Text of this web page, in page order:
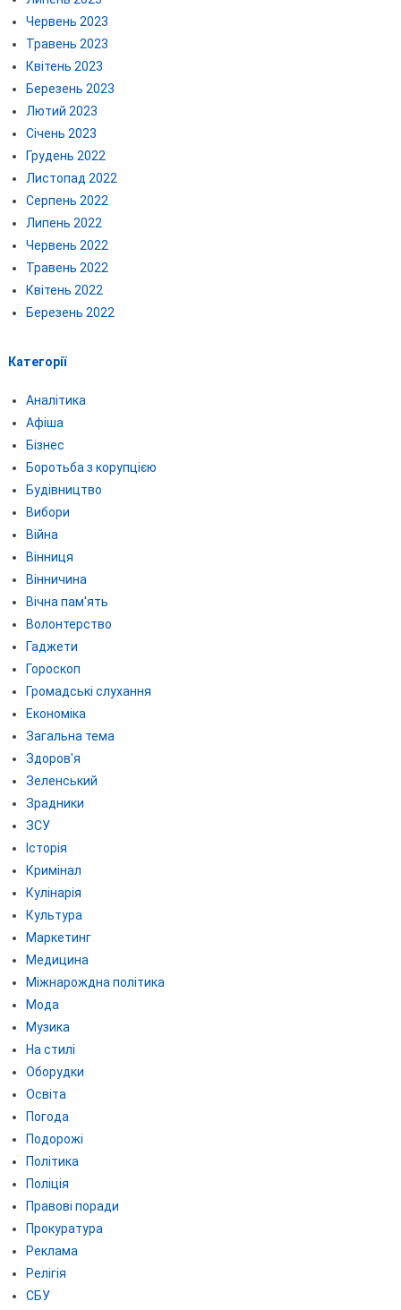
Червень 2023
Травень 2023
Квітень 2023
Березень 2023
Лютий 2023
Січень 2023
Грудень 2022
Листопад 2022
Серпень 2022
Липень 2022
Червень 2022
Травень 2022
Квітень 2022
Березень 2022
Категорії
Аналітика
Афіша
Бізнес
Боротьба з корупцією
Будівництво
Вибори
Війна
Вінниця
Вінничина
Вічна пам'ять
Волонтерство
Гаджети
Гороскоп
Громадські слухання
Економіка
Загальна тема
Здоров'я
Зеленський
Зрадники
ЗСУ
Історія
Кримінал
Кулінарія
Культура
Маркетинг
Медицина
Міжнарождна політика
Мода
Музика
На стилі
Оборудки
Освіта
Погода
Подорожі
Політика
Поліція
Правові поради
Прокуратура
Реклама
Релігія
СБУ